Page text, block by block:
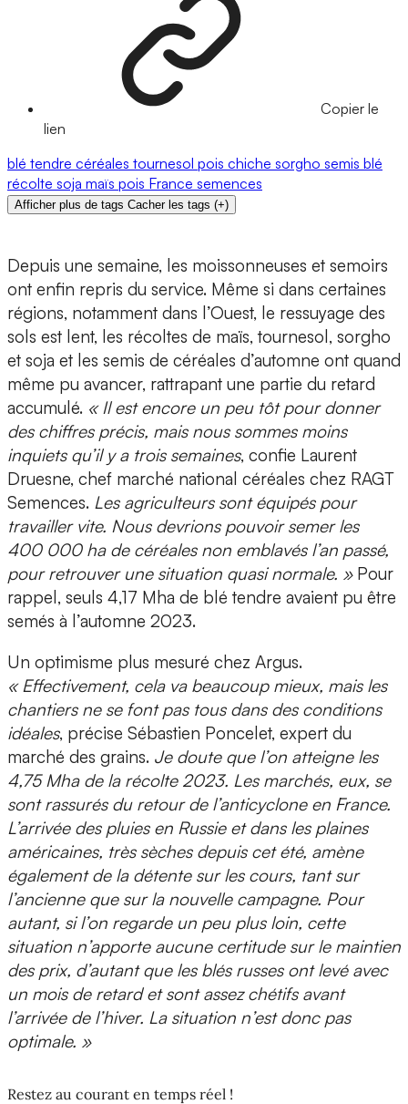
Copier le
lien
blé tendre céréales tournesol pois chiche sorgho semis blé
récolte soja maïs pois France semences
Afficher plus de tags Cacher les tags (+)
Depuis une semaine, les moissonneuses et semoirs
ont enfin repris du service. Même si dans certaines
régions, notamment dans l’Ouest, le ressuyage des
sols est lent, les récoltes de maïs, tournesol, sorgho
et soja et les semis de céréales d’automne ont quand
même pu avancer, rattrapant une partie du retard
accumulé. « Il est encore un peu tôt pour donner
des chiffres précis, mais nous sommes moins
inquiets qu’il y a trois semaines, confie Laurent
Druesne, chef marché national céréales chez RAGT
Semences. Les agriculteurs sont équipés pour
travailler vite. Nous devrions pouvoir semer les
400 000 ha de céréales non emblavés l’an passé,
pour retrouver une situation quasi normale. »Pour
rappel, seuls 4,17 Mha de blé tendre avaient pu être
semés à l’automne 2023.
Un optimisme plus mesuré chez Argus.
« Effectivement, cela va beaucoup mieux, mais les
chantiers ne se font pas tous dans des conditions
idéales, précise Sébastien Poncelet, expert du
marché des grains. Je doute que l’on atteigne les
4,75 Mha de la récolte 2023. Les marchés, eux, se
sont rassurés du retour de l’anticyclone en France.
L’arrivée des pluies en Russie et dans les plaines
américaines, très sèches depuis cet été, amène
également de la détente sur les cours, tant sur
l’ancienne que sur la nouvelle campagne. Pour
autant, si l’on regarde un peu plus loin, cette
situation n’apporte aucune certitude sur le maintien
des prix, d’autant que les blés russes ont levé avec
un mois de retard et sont assez chétifs avant
l’arrivée de l’hiver. La situation n’est donc pas
optimale. »
Restez au courant en temps réel !